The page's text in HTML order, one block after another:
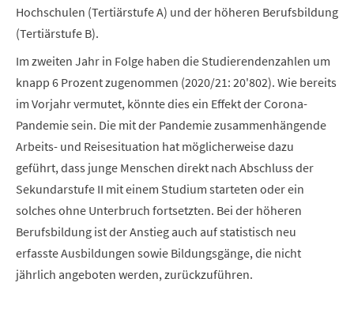
Hochschulen (Tertiärstufe A) und der höheren Berufsbildung
(Tertiärstufe B).
Im zweiten Jahr in Folge haben die Studierendenzahlen um
knapp 6 Prozent zugenommen (2020/21: 20'802). Wie bereits
im Vorjahr vermutet, könnte dies ein Effekt der Corona-
Pandemie sein. Die mit der Pandemie zusammenhängende
Arbeits- und Reisesituation hat möglicherweise dazu
geführt, dass junge Menschen direkt nach Abschluss der
Sekundarstufe II mit einem Studium starteten oder ein
solches ohne Unterbruch fortsetzten. Bei der höheren
Berufsbildung ist der Anstieg auch auf statistisch neu
erfasste Ausbildungen sowie Bildungsgänge, die nicht
jährlich angeboten werden, zurückzuführen.